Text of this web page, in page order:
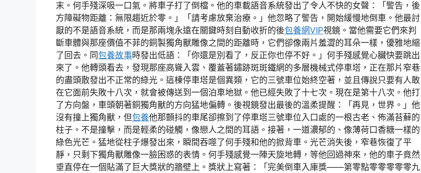
末。何手殘深吸一口氣。將車子打了倒檔。他的車載語音系統發出了令人不快的女聲：「警告，後
方障礙物距離：無限趨近於零。」「請考慮放棄治療。」他忽略了警告，開始緩慢地倒車。他最討
厭的不是語音系統，而是那兩塊永遠在關鍵時刻自動收折的後包養網VIP視鏡。當他需要它們來判
斷車體與那座價值不菲的銅製獨角獸雕像之間的距離時，它們卻像兩片羞澀的耳朵一樣，優雅地縮
了回去。同包養故事時發出低語：「你還是別看了，反正你也停不好。」何手殘感覺心臟快要跳出
來了。他轉頭看去，發現那座高聳入雲、覆蓋著鏽跡斑斑鐵網的多層機械式停車塔，正在那片窄巷
的盡頭散發出不正常的綠光。這棟停車塔是個異類，它的三號車位始終空著，並且傳說只要有人敢
在它面前失敗十八次，就會被傳送到一個泊車地獄。他已經失敗了十七次。現在是第十八次。他打
了方向盤，車頭朝著銅獨角獸的方向猛地偏轉。後視鏡發出最後的溫柔提醒：「再見，世界。」他
沒有撞上獨角獸，但包養他那顫抖的車尾卻擦到了停車塔三號車位入口處的一根古老、佈滿苔蘚的
柱子。不是撞擊，而是輕柔的碰觸，像戀人之間的耳語。接著，一道濃郁的、像薄荷口香糖一樣的
綠色光芒。猛地從柱子爆發出來，瞬間吞噬了何手殘和他的掀背車。光芒消失後，窄巷恢復了平
靜，只剩下獨角獸雕像一臉困惑的表情。何手殘感覺一陣天旋地轉，等他回過神來，他的車子竟然
垂直停在一個貼滿了巨大獎狀的牆壁上。獎狀上寫著：「完美倒車入庫獎——第零點零零零零零九